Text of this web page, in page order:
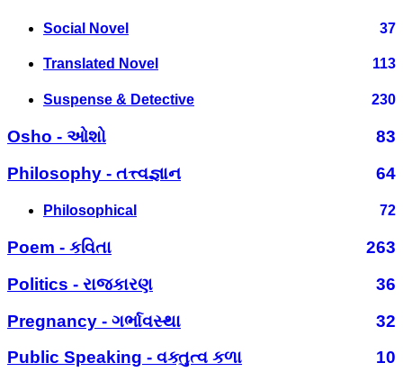
Social Novel 37
Translated Novel 113
Suspense & Detective 230
Osho - ઓશો
83
Philosophy - તત્ત્વજ્ઞાન
64
Philosophical 72
Poem - કવિતા
263
Politics - રાજકારણ
36
Pregnancy - ગર્ભાવસ્થા
32
Public Speaking - વક્તુત્વ કળા
10